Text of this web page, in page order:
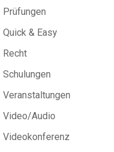
Prüfungen
Quick & Easy
Recht
Schulungen
Veranstaltungen
Video/Audio
Videokonferenz